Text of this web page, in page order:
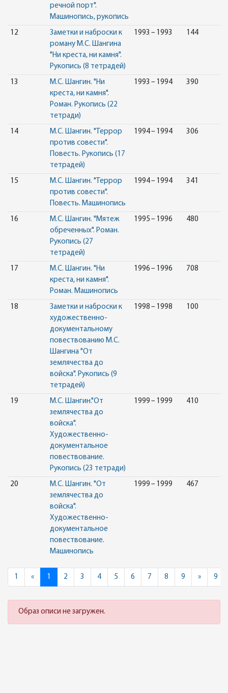
речной порт".
Машинопись, рукопись
12
Заметки и наброски к
роману М.С. Шангина
"Ни креста, ни камня".
Рукопись (8 тетрадей)
1993 – 1993 144
13
М.С. Шангин. "Ни
креста, ни камня".
Роман. Рукопись (22
тетради)
1993 – 1994 390
14
М.С. Шангин. "Террор
против совести".
Повесть. Рукопись (17
тетрадей)
1994 – 1994 306
15
М.С. Шангин. "Террор
против совести".
Повесть. Машинопись
1994 – 1994 341
16
М.С. Шангин. "Мятеж
обреченных". Роман.
Рукопись (27
тетрадей)
1995 – 1996 480
17
М.С. Шангин. "Ни
креста, ни камня".
Роман. Машинопись
1996 – 1996 708
18
Заметки и наброски к
художественно-
документальному
повествованию М.С.
Шангина "От
землячества до
войска". Рукопись (9
тетрадей)
1998 – 1998 100
19
М.С. Шангин."От
землячества до
войска".
Художественно-
документальное
повествование.
Рукопись (23 тетради)
1999 – 1999 410
20
М.С. Шангин. "От
землячества до
войска".
Художественно-
документальное
повествование.
Машинопись
1999 – 1999 467
1 «Previous
1 2 3 4 5 6 7 8 9 »Next9
Образ описи не загружен.